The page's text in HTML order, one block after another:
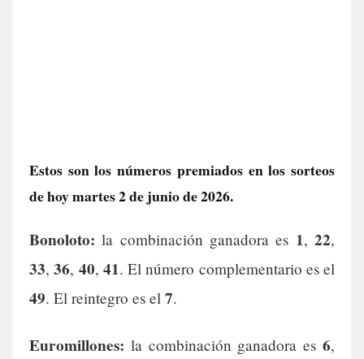
Estos son los números premiados en los sorteos
de hoy martes 2 de junio de 2026.
Bonoloto: la combinación ganadora es 1,22,
33,36, 40, 41. El número complementario es el
49. El reintegro es el 7.
Euromillones: la combinación ganadora es 6,